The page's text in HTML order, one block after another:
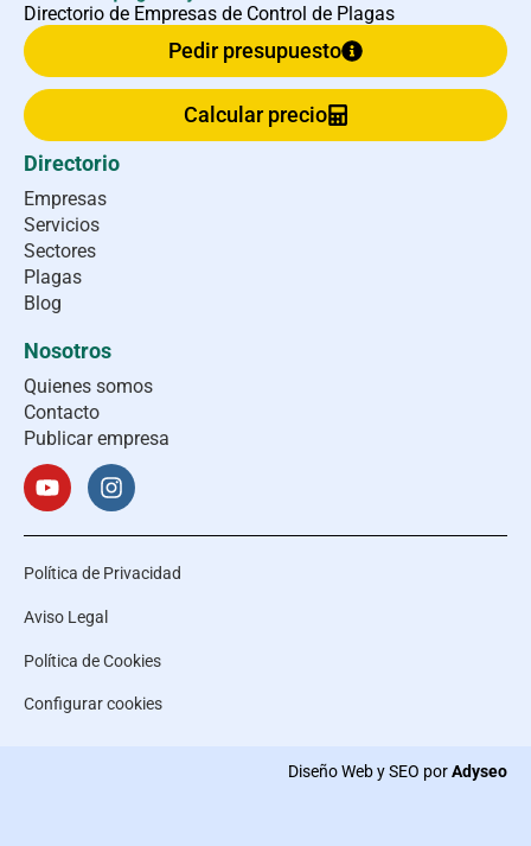
Directorio de Empresas de Control de Plagas
Pedir presupuesto
Calcular precio
Directorio
Empresas
Servicios
Sectores
Plagas
Blog
Nosotros
Quienes somos
Contacto
Publicar empresa
Política de Privacidad
Aviso Legal
Política de Cookies
Configurar cookies
Diseño Web y SEO porAdyseo